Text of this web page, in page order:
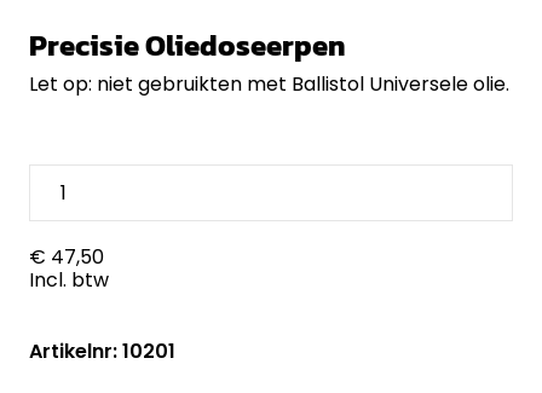
Precisie Oliedoseerpen
Let op: niet gebruikten met Ballistol Universele olie.
€ 47,50
Incl. btw
Artikelnr: 10201